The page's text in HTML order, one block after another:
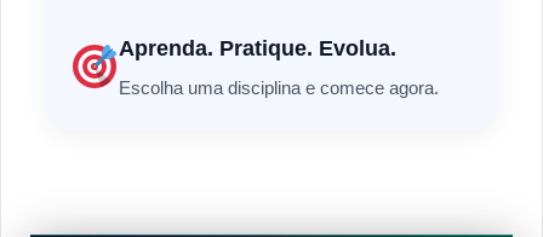
Aprenda. Pratique. Evolua.
Escolha uma disciplina e comece agora.